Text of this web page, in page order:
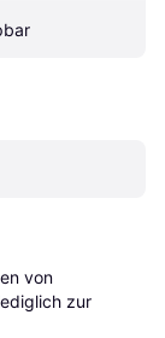
von
zur